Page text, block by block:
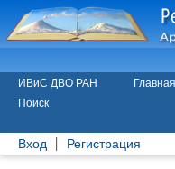
ИВиС ДВО РАН Главная
Поиск
Вход Регистрация